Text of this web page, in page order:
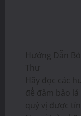
Hướng Dẫn
Thư
Hãy đọc các
để đảm bảo
quý vị được